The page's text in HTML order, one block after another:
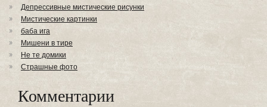
Депрессивные мистические рисунки
Мистические картинки
баба ига
Мишени в тире
Не те домики
Страшные фото
Комментарии